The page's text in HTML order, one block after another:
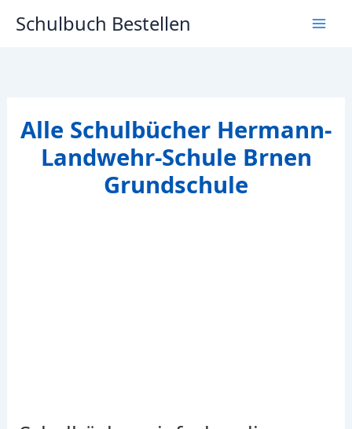
InhaltSchulbuch Bestellen
Alle Schulbücher Hermann-
Landwehr-Schule Brnen
Grundschule